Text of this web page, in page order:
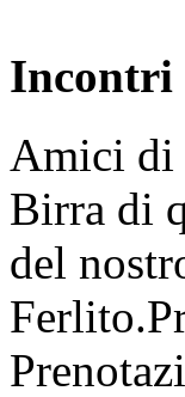
Incontri
Amici di
Birra di
del